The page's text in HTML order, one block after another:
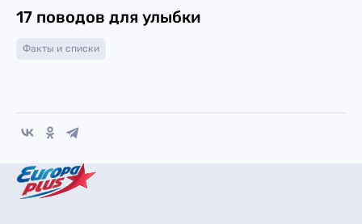
17 поводов для улыбки
Факты и списки